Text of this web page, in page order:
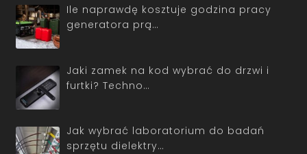
Ile naprawdę kosztuje godzina pracy
generatora prą…
Jaki zamek na kod wybrać do drzwi i
furtki? Techno…
Jak wybrać laboratorium do badań
sprzętu dielektry…